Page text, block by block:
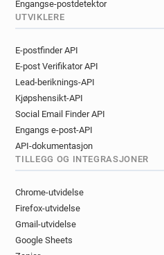
Engangse-postdetektor
UTVIKLERE
E-postfinder API
E-post Verifikator API
Lead-beriknings-API
Kjøpshensikt-API
Social Email Finder API
Engangs e-post-API
API-dokumentasjon
TILLEGG OG INTEGRASJONER
Chrome-utvidelse
Firefox-utvidelse
Gmail-utvidelse
Google Sheets